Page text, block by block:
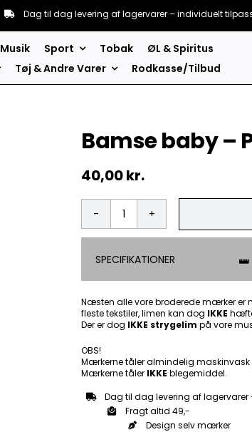
Dag til dag levering af lagervarer – individuelt
Musik Sport Tobak
ØL & Spiritus
Tøj & Andre Varer Rodkasse/Tilbud
Bamse baby –
40,00kr.
Bamse
baby
Patch
SPECIFIKATIONER
Næsten alle vore broderede mærker er
fleste tekstiler, limen kan dog IKKE
Der er dog IKKE strygelim på vore
OBS!
Mærkerne tåler almindelig maskinvask
Mærkerne tåler IKKE blegemiddel.
Dag til dag levering af
Fragt altid 49,-
Design selv mærker